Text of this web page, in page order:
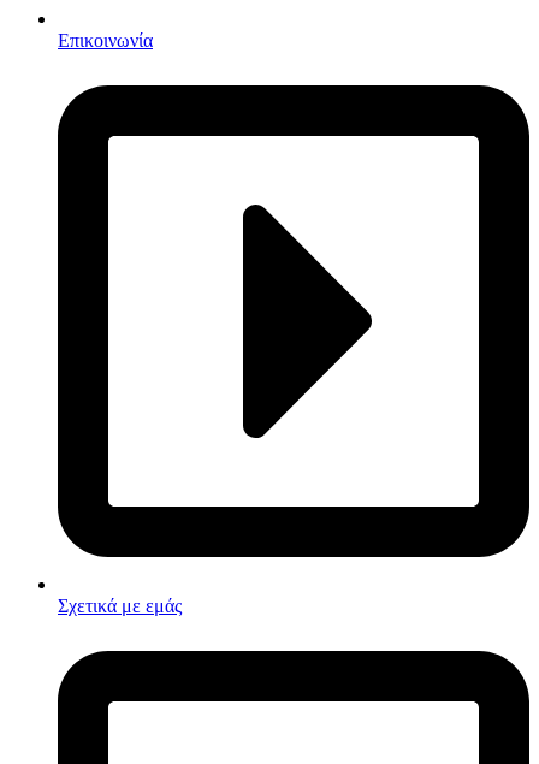
Επικοινωνία
Σχετικά με εμάς